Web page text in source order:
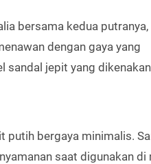
bersama kedua putranya,
dengan gaya yang
sandal jepit yang
putih bergaya minimalis.
saat digunakan di